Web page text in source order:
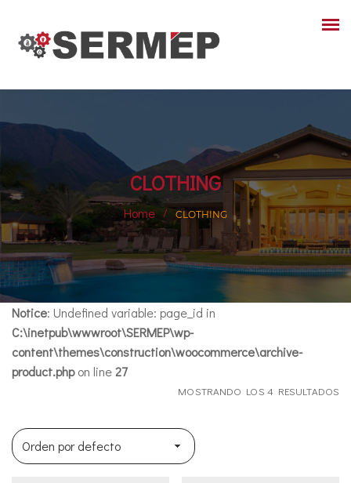
CLOTHING
Home CLOTHING
Notice: Undefined variable: page_id in
C:\inetpub\wwwroot\SERMEP\wp-
content\themes\construction\woocommerce\archive-
product.phpon line27
MOSTRANDO LOS 4 RESULTADOS